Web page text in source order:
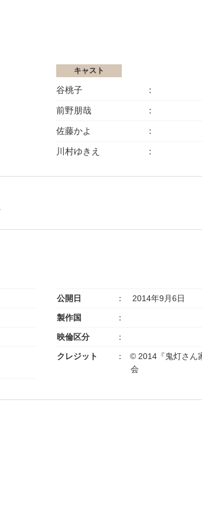
キャスト
谷桃子
前野朋哉
佐藤かよ
川村ゆきえ
公開日 2014年9月6日
製作国
映倫区分
クレジット
© 2014『鬼灯さん
会